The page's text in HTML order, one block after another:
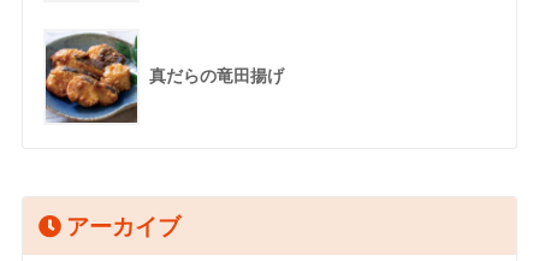
真だらの竜田揚げ
アーカイブ